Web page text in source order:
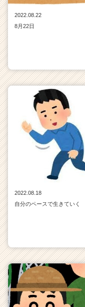
2022.08.22
8月22日
2022.08.18
自分のペースで生きていく